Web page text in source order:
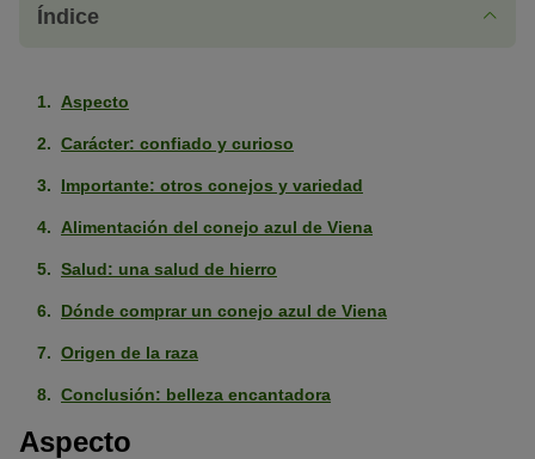
Índice
Aspecto
Carácter: confiado y curioso
Importante: otros conejos y variedad
Alimentación del conejo azul de Viena
Salud: una salud de hierro
Dónde comprar un conejo azul de Viena
Origen de la raza
Conclusión: belleza encantadora
Aspecto